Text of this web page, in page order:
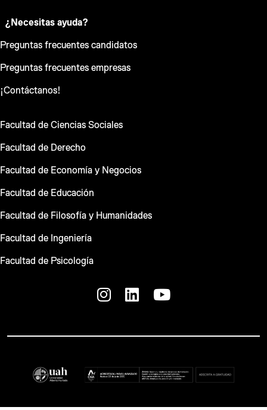
¿Necesitas ayuda?
Preguntas frecuentes candidatos
Preguntas frecuentes empresas
¡Contáctanos!
Facultad de Ciencias Sociales
Facultad de Derecho
Facultad de Economía y Negocios
Facultad de Educación
Facultad de Filosofía y Humanidades
Facultad de Ingeniería
Facultad de Psicología